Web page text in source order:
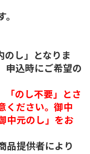
のし」となりま
申込時にご希望の
「のし不要」とさ
ください。御中
中元のし」をお
品提供者により